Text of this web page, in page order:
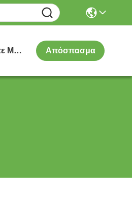
Επικοινωνήστε Μαζί Μας Απόσπασμα